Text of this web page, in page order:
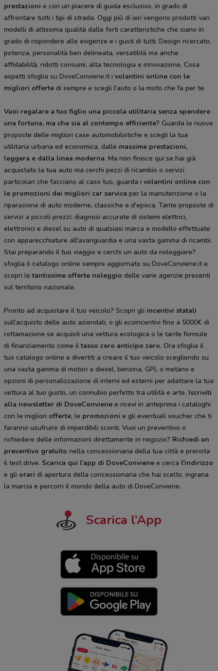
prestazioni e con un piacere di guida esclusivo, in grado di
affrontare tutti i tipi di strada. Oggi più di ieri vengono prodotti vari
modelli di altissima qualità dalle forti caratteristiche che siano in
grado di rispondere alle esigenze e i gusti di tutti. Design ricercato,
potenza, personalità ben delineata, versatilità ma anche
affidabilità, ridotti consumi, alta tecnologia e innovazione. Cosa
aspetti sfoglia su DoveConviene.it i volantini online con le
migliori offerte di sempre e scegli l’auto o la moto che fa per te.
Vuoi regalare a tuo figlio una piccola utilitaria senza spendere
una fortuna, ma che sia al contempo efficiente? Guarda le nuove
proposte delle migliori case automobilistiche e scegli la tua
utilitaria urbana ed economica, dalle massime prestazioni,
leggera e dalla linea moderna. Ma non finisce qui se hai già
acquistato la tua auto ma cerchi pezzi di ricambio o servizi
particolari che facciano al caso tuo, guarda i volantini online con
le promozioni dei migliori car service per la manutenzione o la
riparazione di auto moderne, classiche e d'epoca. Tante proposte di
servizi a piccoli prezzi: diagnosi accurate di sistemi elettrici,
elettronici e diesel su auto di qualsiasi marca e modello effettuate
con apparecchiature all'avanguardia e una vasta gamma di ricambi.
Stai preparando il tuo viaggio e cerchi un auto da noleggiare?
sfoglia il catalogo online sempre aggiornato su DoveConviene.it e
scopri le tantissime offerte noleggio delle varie agenzie presenti
sul territorio nazionale.
Pronto ad acquistare il tuo veicolo? Scopri gli incentivi statali
sull’acquisto delle auto aziendali, o gli ecoincentivi fino a 5000€ di
rottamazione se acquisti una vettura ecologica o le tante formule
di finanziamento come iltasso zero anticipo zero. Ora sfoglia il
tuo catalogo online e divertiti a creare il tuo veicolo scegliendo su
una vasta gamma di motori a diesel, benzina, GPL o metano e
opzioni di personalizzazione di interni ed esterni per adattare la tua
vettura al tuo gusto, un connubio perfetto tra utilità e arte. Iscriviti
alla newsletter di DoveConviene e ricevi in anteprima i cataloghi
con le migliori offerte, le promozioni e gli eventuali voucher che ti
faranno usufruire di imperdibili sconti. Vuoi un preventivo o
richiedere delle informazioni direttamente in negozio? Richiedi un
preventivo gratuito nella concessionaria della tua città e prenota
il test drive. Scarica qui l’app di DoveConviene e cerca l'indirizzo
e gli orari di apertura della concessionaria che hai scelto, ingrana
la marcia e percorri il mondo della auto di DoveConviene.
Scarica l’App